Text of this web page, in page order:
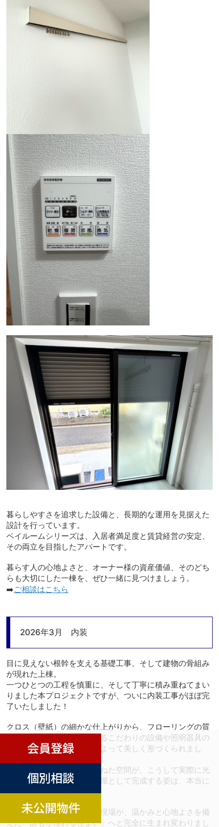
暮らしやすさを追求した設備と、長期的な運用を見据えた
設計を行っています。
ベイルームシリーズは、入居者満足度と賃貸経営の安定、
その両立を目指したアパートです。
暮らす人の心地よさと、オーナー様の資産価値、そのどち
らも大切にした一棟を、ぜひ一緒に見つけましょう。
➡️ご相談はこちら
2026年3月 内装
目に見えない根幹を支える基礎工事、そして建物の骨組み
が現れた上棟。
一つひとつの工程を慎重に、そして丁寧に積み重ねてまい
りました本プロジェクトですが、ついに内装工事がほぼ完
了いたしました！
クロス（壁紙）の細かな仕上がりから、フローリングの質
感、そしてベイルームが誇るこだわりの設備や照明器具の
設置まで、職人たちの手によって美しく形づくられまし
図面の上で何度も議論を重ねた空間が、こうして実際に光
が差し込む洗練されたお部屋として完成する姿は、本当に
感慨深いものがあります。
これまで「構造物」だった現場が、温かみと心地よさを備
えた「誰もが憧れる住まい」へと完全に生まれ変わりまし